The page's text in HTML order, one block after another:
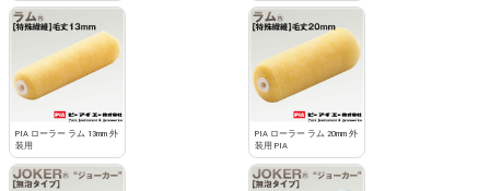
PIA ローラー ラム 13mm 外
装用
PIA ローラー ラム 20mm 外
装用 PIA